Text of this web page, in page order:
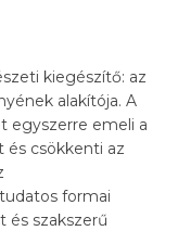
kiegészítő: az
alakítója. A
egyszerre emeli a
és csökkenti az
formai
és szakszerű